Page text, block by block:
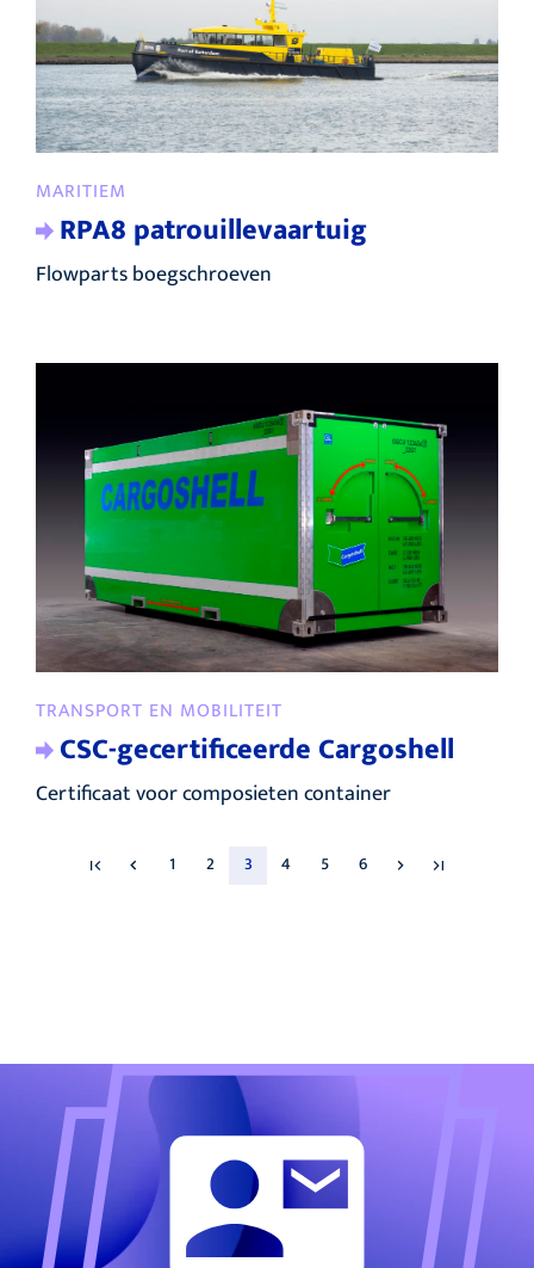
MARITIEM
RPA8 patrouillevaartuig
Flowparts boegschroeven
TRANSPORT EN MOBILITEIT
CSC-gecertificeerde Cargoshell
Certificaat voor composieten container
1 2 3 4 5 6